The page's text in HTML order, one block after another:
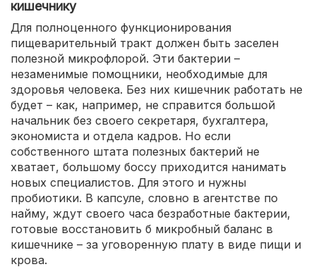
кишечнику
Для полноценного функционирования
пищеварительный тракт должен быть заселен
полезной микрофлорой. Эти бактерии –
незаменимые помощники, необходимые для
здоровья человека. Без них кишечник работать не
будет – как, например, не справится большой
начальник без своего секретаря, бухгалтера,
экономиста и отдела кадров. Но если
собственного штата полезных бактерий не
хватает, большому боссу приходится нанимать
новых специалистов. Для этого и нужны
пробиотики. В капсуле, словно в агентстве по
найму, ждут своего часа безработные бактерии,
готовые восстановить б микробный баланс в
кишечнике – за уговоренную плату в виде пищи и
крова.